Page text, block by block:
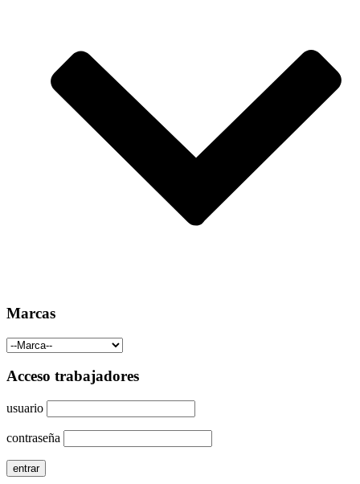
Marcas
Acceso trabajadores
usuario
contraseña